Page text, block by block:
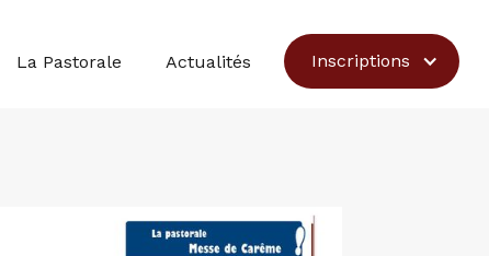
La Pastorale Actualités Inscriptions